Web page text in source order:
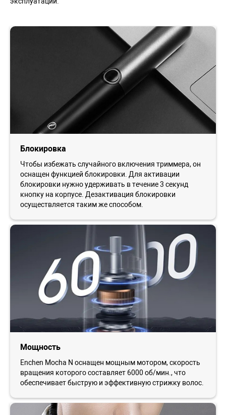
Блокировка
Чтобы избежать случайного включения триммера, он
оснащен функцией блокировки. Для активации
блокировки нужно удерживать в течение 3 секунд
кнопку на корпусе. Дезактивация блокировки
осуществляется таким же способом.
Мощность
Enchen Mocha N оснащен мощным мотором, скорость
вращения которого составляет 6000 об/мин., что
обеспечивает быструю и эффективную стрижку волос.